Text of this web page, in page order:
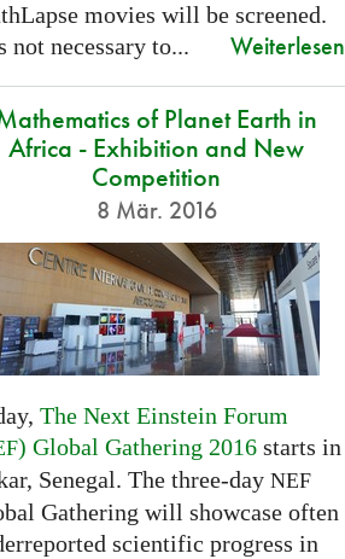
movies will be screened.
not necessary to...
Weiterlesen
of Planet Earth in
Africa - Exhibition and New
Competition
8 Mär. 2016
The Next Einstein Forum
) Global Gathering 2016starts in
Senegal. The three-day NEF
Gathering will showcase often
scientific progress in